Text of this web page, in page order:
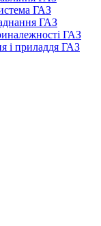
ГАЗ
ГАЗ
ГАЗ
і приладдя ГАЗ